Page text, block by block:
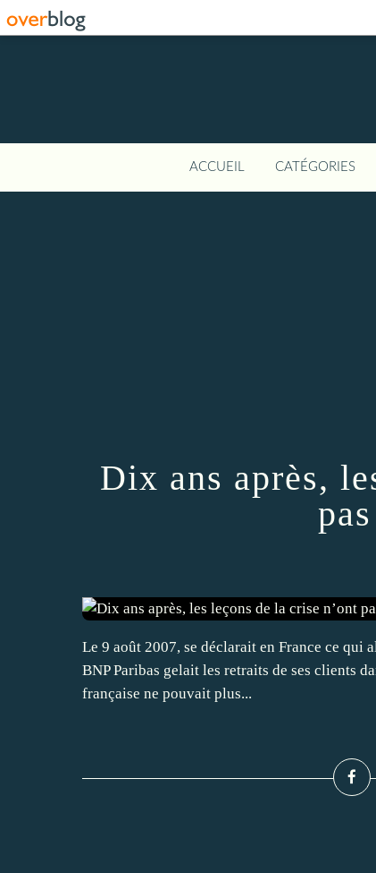
ACCUEIL CATÉGORIES
Dix ans après,
Le 9 août 2007, se déclarait en France ce
BNP Paribas gelait les retraits de ses clients
française ne pouvait plus...